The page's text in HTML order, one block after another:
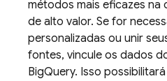
métodos mais eficazes na
de alto valor. Se for
personalizadas ou unir
fontes, vincule os dados
BigQuery. Isso